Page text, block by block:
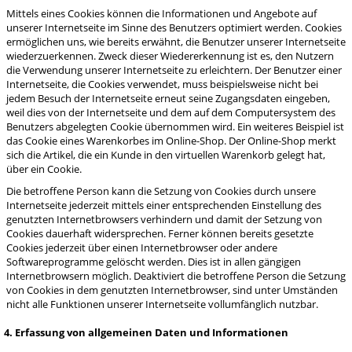
Mittels eines Cookies können die Informationen und Angebote auf
unserer Internetseite im Sinne des Benutzers optimiert werden. Cookies
ermöglichen uns, wie bereits erwähnt, die Benutzer unserer Internetseite
wiederzuerkennen. Zweck dieser Wiedererkennung ist es, den Nutzern
die Verwendung unserer Internetseite zu erleichtern. Der Benutzer einer
Internetseite, die Cookies verwendet, muss beispielsweise nicht bei
jedem Besuch der Internetseite erneut seine Zugangsdaten eingeben,
weil dies von der Internetseite und dem auf dem Computersystem des
Benutzers abgelegten Cookie übernommen wird. Ein weiteres Beispiel ist
das Cookie eines Warenkorbes im Online-Shop. Der Online-Shop merkt
sich die Artikel, die ein Kunde in den virtuellen Warenkorb gelegt hat,
über ein Cookie.
Die betroffene Person kann die Setzung von Cookies durch unsere
Internetseite jederzeit mittels einer entsprechenden Einstellung des
genutzten Internetbrowsers verhindern und damit der Setzung von
Cookies dauerhaft widersprechen. Ferner können bereits gesetzte
Cookies jederzeit über einen Internetbrowser oder andere
Softwareprogramme gelöscht werden. Dies ist in allen gängigen
Internetbrowsern möglich. Deaktiviert die betroffene Person die Setzung
von Cookies in dem genutzten Internetbrowser, sind unter Umständen
nicht alle Funktionen unserer Internetseite vollumfänglich nutzbar.
4. Erfassung von allgemeinen Daten und Informationen